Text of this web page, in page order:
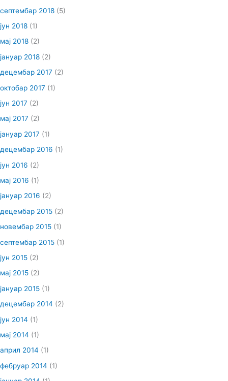
септембар 2018 (5)
јун 2018 (1)
мај 2018 (2)
јануар 2018 (2)
децембар 2017 (2)
октобар 2017 (1)
јун 2017 (2)
мај 2017 (2)
јануар 2017 (1)
децембар 2016 (1)
јун 2016 (2)
мај 2016 (1)
јануар 2016 (2)
децембар 2015 (2)
новембар 2015 (1)
септембар 2015 (1)
јун 2015 (2)
мај 2015 (2)
јануар 2015 (1)
децембар 2014 (2)
јун 2014 (1)
мај 2014 (1)
април 2014 (1)
фебруар 2014 (1)